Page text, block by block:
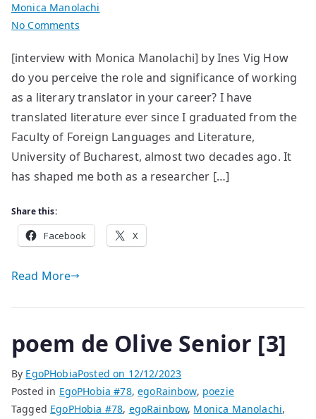
Monica Manolachi
No Commentson
gives
me
so
much
joy
translate
poetry”
[interview with Monica Manolachi] by Ines Vig How
do you perceive the role and significance of working
as a literary translator in your career? I have
translated literature ever since I graduated from the
Faculty of Foreign Languages and Literature,
University of Bucharest, almost two decades ago. It
has shaped me both as a researcher […]
Share this:
Facebook X
Read More
poem de Olive Senior [3]
By EgoPHobiaPosted on 12/12/2023
Posted in EgoPHobia #78,egoRainbow, poezie
Tagged EgoPHobia #78, egoRainbow, Monica Manolachi,